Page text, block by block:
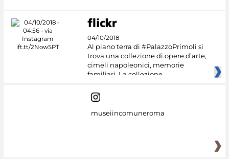
04/10/2018
Al piano terra di #PalazzoPrimoli si
trova una collezione di opere d’arte,
cimeli napoleonici, memorie
familiari. La collezione
museiincomuneroma